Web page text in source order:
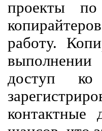
проекты
работу.
доступ ко